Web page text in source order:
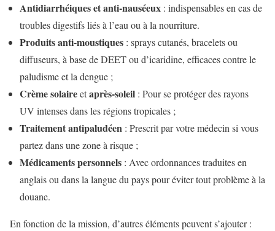
Antidiarrhéiques et anti-nauséeux : indispensables en cas de
troubles digestifs liés à l’eau ou à la nourriture.
Produits anti-moustiques : sprays cutanés, bracelets ou
diffuseurs, à base de DEET ou d’icaridine, efficaces contre le
paludisme et la dengue ;
Crème solaireetaprès-soleil : Pour se protéger des rayons
UV intenses dans les régions tropicales ;
Traitement antipaludéen : Prescrit par votre médecin si vous
partez dans une zone à risque ;
Médicaments personnels : Avec ordonnances traduites en
anglais ou dans la langue du pays pour éviter tout problème à la
douane.
En fonction de la mission, d’autres éléments peuvent s’ajouter :